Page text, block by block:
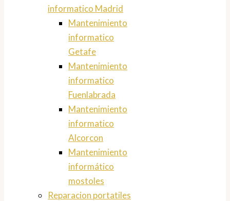
informatico Madrid
Mantenimiento
informatico
Getafe
Mantenimiento
informatico
Fuenlabrada
Mantenimiento
informatico
Alcorcon
Mantenimiento
informático
mostoles
Reparacion portatiles